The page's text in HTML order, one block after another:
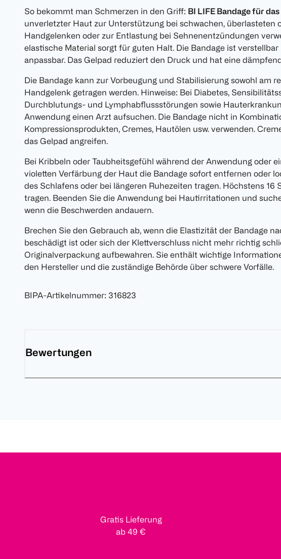
So bekommt man Schmerzen in den Griff: BI LIFE Bandage für
unverletzter Haut zur Unterstützung bei schwachen, überlasteten
Handgelenken oder zur Entlastung bei Sehnenentzündungen
elastische Material sorgt für guten Halt. Die Bandage ist
anpassbar. Das Gelpad reduziert den Druck und hat eine
Die Bandage kann zur Vorbeugung und Stabilisierung sowohl am
Handgelenk getragen werden. Hinweise: Bei Diabetes,
Durchblutungs- und Lymphabflussstörungen sowie
Anwendung einen Arzt aufsuchen. Die Bandage nicht in
Kompressionsprodukten, Cremes, Hautölen usw. verwenden.
das Gelpad angreifen.
Bei Kribbeln oder Taubheitsgefühl während der Anwendung oder
violetten Verfärbung der Haut die Bandage sofort entfernen oder
des Schlafens oder bei längeren Ruhezeiten tragen. Höchstens 16
tragen. Beenden Sie die Anwendung bei Hautirritationen und
wenn die Beschwerden andauern.
Brechen Sie den Gebrauch ab, wenn die Elastizität der Bandage
beschädigt ist oder sich der Klettverschluss nicht mehr richtig
Originalverpackung aufbewahren. Sie enthält wichtige
den Hersteller und die zuständige Behörde über schwere Vorfälle.
BIPA-Artikelnummer: 316823
Bewertungen
Gratis Lieferung
ab 49 €